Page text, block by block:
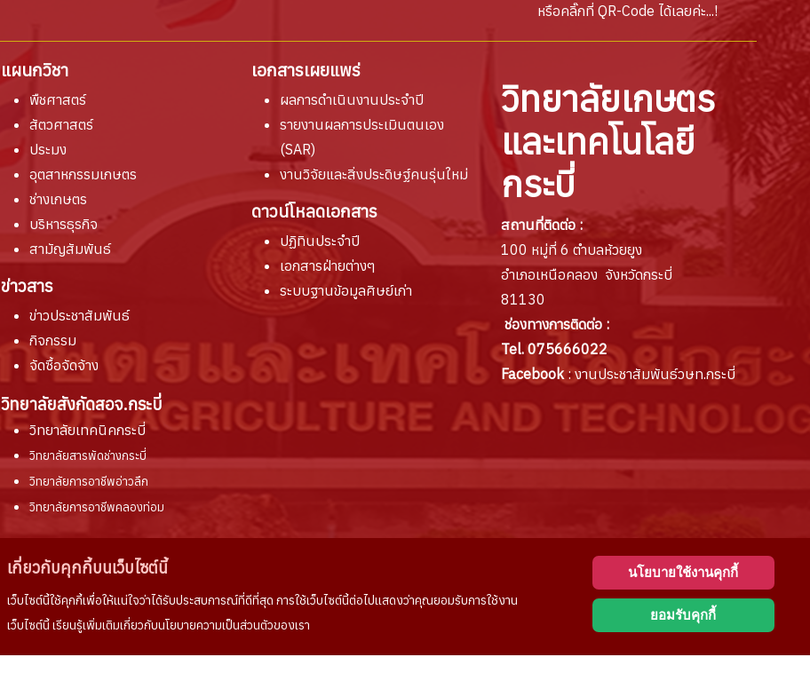
เกี่ยวกับคุกกี้บนเว็บไซต์นี้
เว็บไซต์นี้ใช้คุกกี้เพื่อให้แน่ใจว่าได้รับประสบการณ์ที่ดีที่สุด การใช้เว็บไซต์นี้ต่อไปแสดงว่าคุณยอมรับการใช้งาน
เว็บไซต์นี้ เรียนรู้เพิ่มเติมเกี่ยวกับนโยบายความเป็นส่วนตัวของเรา
นโยบายใช้งานคุกกี้
ยอมรับคุกกี้
หรือคลิ๊กที่ QR-Code ได้เลยค่ะ...!
แผนกวิชา
พืชศาสตร์
สัตวศาสตร์
ประมง
อุตสาหกรรมเกษตร
ช่างเกษตร
บริหารธุรกิจ
สามัญสัมพันธ์
ข่าวสาร
ข่าวประชาสัมพันธ์
กิจกรรม
จัดซื้อจัดจ้าง
วิทยาลัยสังกัดสอจ.กระบี่
วิทยาลัยเทคนิคกระบี่
วิทยาลัยสารพัดช่างกระบี่
วิทยาลัยการอาชีพอ่าวลึก
วิทยาลัยการอาชีพคลองท่อม
เอกสารเผยแพร่
ผลการดำเนินงานประจำปี
รายงานผลการประเมินตนเอง
(SAR)
งานวิจัยและสิ่งประดิษฐ์คนรุ่นใหม่
ดาวน์โหลดเอกสาร
ปฏิทินประจำปี
เอกสารฝ่ายต่างๆ
ระบบฐานข้อมูลศิษย์เก่า
วิทยาลัยเกษตร
และเทคโนโลยี
กระบี่
สถานที่ติดต่อ :
100 หมู่ที่ 6 ตำบลห้วยยูง
อำเภอเหนือคลอง จังหวัดกระบี่
81130
ช่องทางการติดต่อ :
Tel. 075666022
Facebook : งานประชาสัมพันธ์วษท.กระบี่
ลิขสิทธิ์ © 2569 วิทยาลัยเกษตรและเทคโนโลยีกระบี่ . สงวนลิขสิทธิ์.